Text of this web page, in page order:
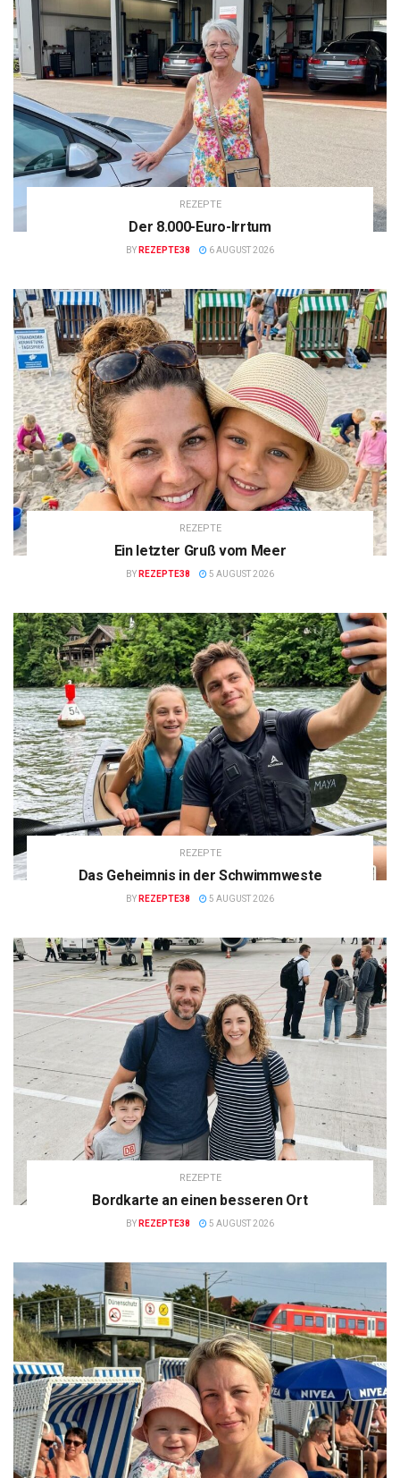
REZEPTE
Der 8.000-Euro-Irrtum
BY REZEPTE38 6 AUGUST 2026
REZEPTE
Ein letzter Gruß vom Meer
BY REZEPTE38 5 AUGUST 2026
REZEPTE
Das Geheimnis in der Schwimmweste
BY REZEPTE38 5 AUGUST 2026
REZEPTE
Bordkarte an einen besseren Ort
BY REZEPTE38 5 AUGUST 2026